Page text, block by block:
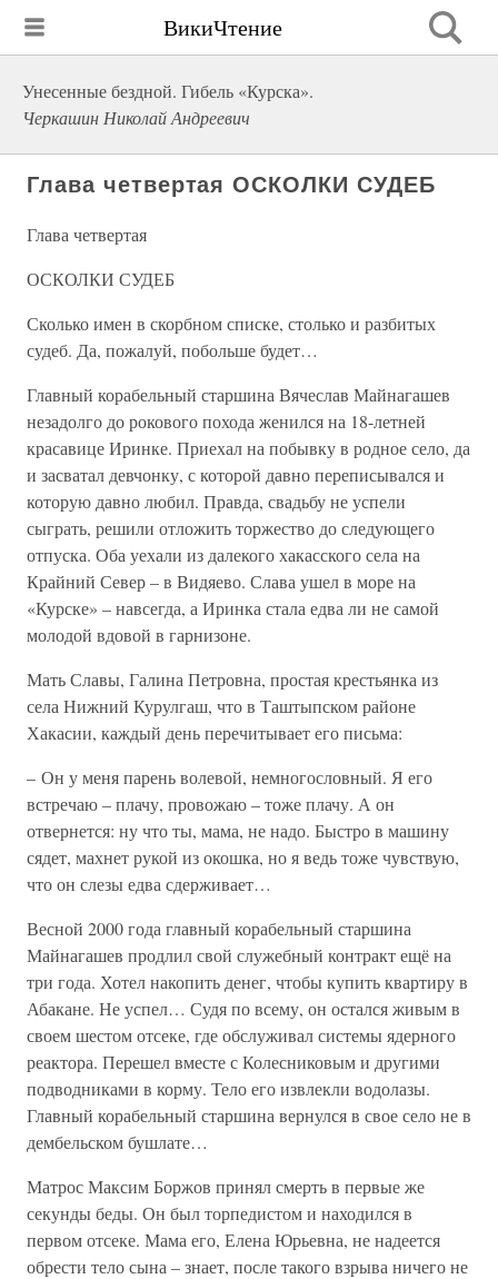
ВикиЧтение
Унесенные бездной. Гибель «Курска».
Черкашин Николай Андреевич
Глава четвертая ОСКОЛКИ СУДЕБ
Глава четвертая
ОСКОЛКИ СУДЕБ
Сколько имен в скорбном списке, столько и разбитых
судеб. Да, пожалуй, побольше будет…
Главный корабельный старшина Вячеслав Майнагашев
незадолго до рокового похода женился на 18-летней
красавице Иринке. Приехал на побывку в родное село, да
и засватал девчонку, с которой давно переписывался и
которую давно любил. Правда, свадьбу не успели
сыграть, решили отложить торжество до следующего
отпуска. Оба уехали из далекого хакасского села на
Крайний Север – в Видяево. Слава ушел в море на
«Курске» – навсегда, а Иринка стала едва ли не самой
молодой вдовой в гарнизоне.
Мать Славы, Галина Петровна, простая крестьянка из
села Нижний Курулгаш, что в Таштыпском районе
Хакасии, каждый день перечитывает его письма:
– Он у меня парень волевой, немногословный. Я его
встречаю – плачу, провожаю – тоже плачу. А он
отвернется: ну что ты, мама, не надо. Быстро в машину
сядет, махнет рукой из окошка, но я ведь тоже чувствую,
что он слезы едва сдерживает…
Весной 2000 года главный корабельный старшина
Майнагашев продлил свой служебный контракт ещё на
три года. Хотел накопить денег, чтобы купить квартиру в
Абакане. Не успел… Судя по всему, он остался живым в
своем шестом отсеке, где обслуживал системы ядерного
реактора. Перешел вместе с Колесниковым и другими
подводниками в корму. Тело его извлекли водолазы.
Главный корабельный старшина вернулся в свое село не в
дембельском бушлате…
Матрос Максим Боржов принял смерть в первые же
секунды беды. Он был торпедистом и находился в
первом отсеке. Мама его, Елена Юрьевна, не надеется
обрести тело сына – знает, после такого взрыва ничего не